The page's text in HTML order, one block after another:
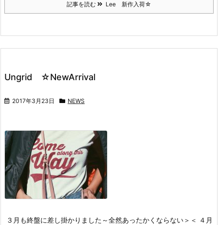
記事を読む Lee 新作入荷☆
Ungrid ☆NewArrival
2017年3月23日 NEWS
３月も終盤に差し掛かりました～全然あったかくならない＞＜ ４月